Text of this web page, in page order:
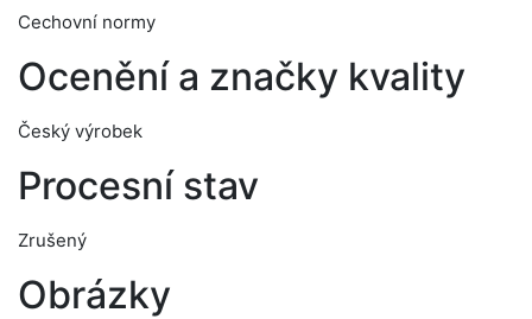
Cechovní normy
Ocenění a značky kvality
Český výrobek
Procesní stav
Zrušený
Obrázky